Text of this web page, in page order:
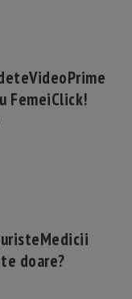
VideoPrime
FemeiClick!
Medicii
te doare?